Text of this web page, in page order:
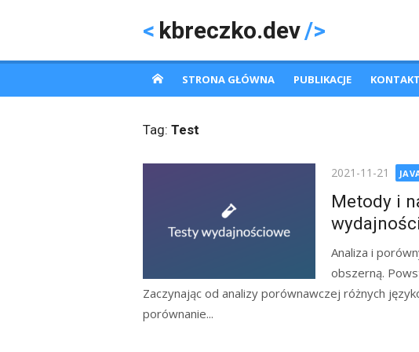
kbreczko.dev
STRONA GŁÓWNA PUBLIKACJE KONTAKT
Tag: Test
Posted
2021-11-21
Metody i
Analiza i
obszerną.
Zaczynając od analizy porównawczej różnych
porównanie...